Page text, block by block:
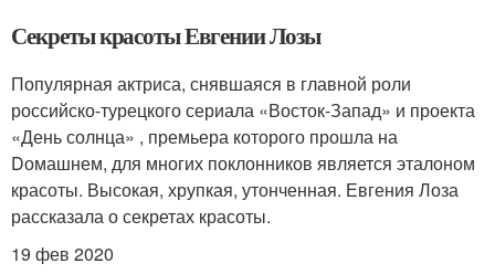
Секреты красоты Евгении Лозы
Популярная актриса, снявшаяся в главной роли
российско-турецкого сериала «Восток-Запад» и проекта
«День солнца» , премьера которого прошла на
Dомашнем, для многих поклонников является эталоном
красоты. Высокая, хрупкая, утонченная. Евгения Лоза
рассказала о секретах красоты.
19 фев 2020